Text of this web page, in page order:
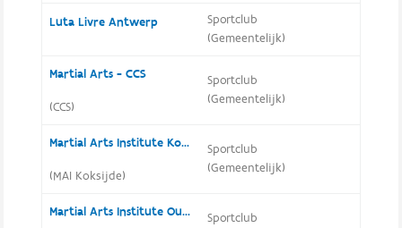
Luta Livre Antwerp
Sportclub
(Gemeentelijk)
Martial Arts - CCS
(CCS)
Sportclub
(Gemeentelijk)
Martial Arts Institute Koksijde
(MAI Koksijde)
Sportclub
(Gemeentelijk)
Martial Arts Institute Oudenburg
Sportclub